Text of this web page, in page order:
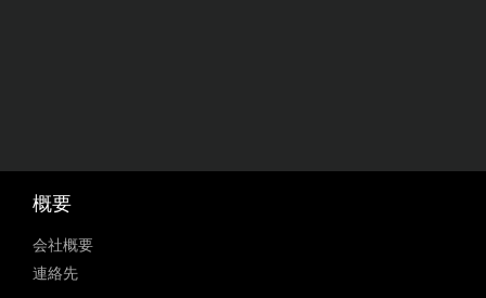
概要
会社概要
連絡先